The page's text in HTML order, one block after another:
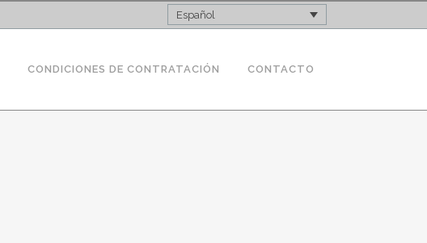
Español
CONDICIONES DE CONTRATACIÓN CONTACTO